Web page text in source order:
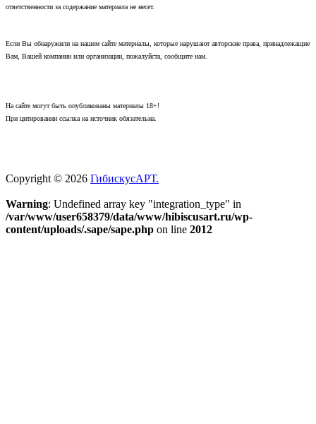
ответственности за содержание материала не несет.
Если Вы обнаружили на нашем сайте материалы, которые нарушают авторские права, принадлежащие
Вам, Вашей компании или организации, пожалуйста, сообщите нам.
На сайте могут быть опубликованы материалы 18+!
При цитировании ссылка на источник обязательна.
Copyright © 2026 ГибискусАРТ.
Warning: Undefined array key "integration_type" in
/var/www/user658379/data/www/hibiscusart.ru/wp-
content/uploads/.sape/sape.php on line 2012